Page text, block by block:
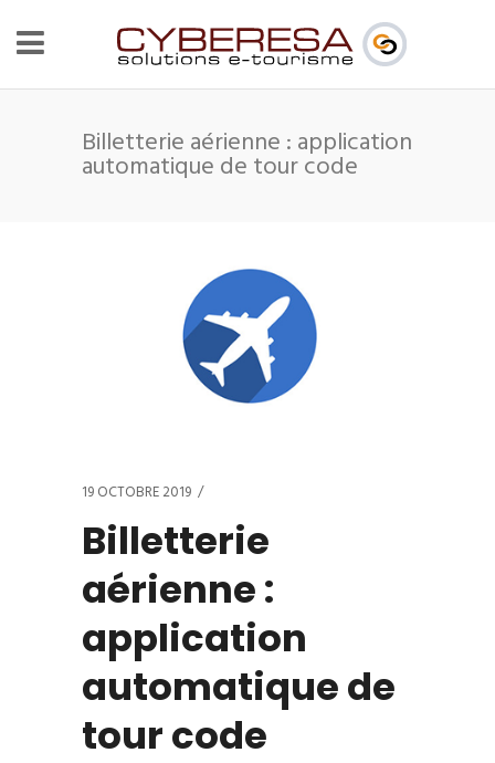
Billetterie aérienne : application
automatique de tour code
19 OCTOBRE 2019
Billetterie
aérienne :
application
automatique de
tour code